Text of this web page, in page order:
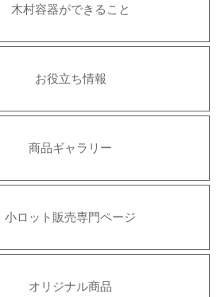
木村容器ができること
お役立ち情報
商品ギャラリー
小ロット販売専門ページ
オリジナル商品